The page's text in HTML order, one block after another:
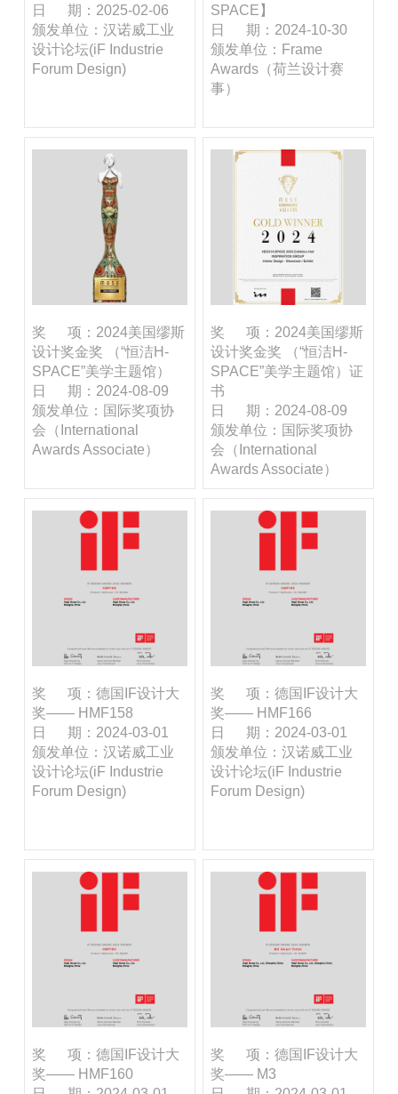
日 期：2025-02-06
颁发单位：汉诺威工业
设计论坛(iF Industrie
Forum Design)
SPACE】
日 期：2024-10-30
颁发单位：Frame
Awards（荷兰设计赛
事）
奖 项：2024美国缪斯
设计奖金奖 （“恒洁H-
SPACE”美学主题馆）
日 期：2024-08-09
颁发单位：国际奖项协
会（International
Awards Associate）
奖 项：2024美国缪斯
设计奖金奖 （“恒洁H-
SPACE”美学主题馆）证
书
日 期：2024-08-09
颁发单位：国际奖项协
会（International
Awards Associate）
奖 项：德国IF设计大
奖—— HMF158
日 期：2024-03-01
颁发单位：汉诺威工业
设计论坛(iF Industrie
Forum Design)
奖 项：德国IF设计大
奖—— HMF166
日 期：2024-03-01
颁发单位：汉诺威工业
设计论坛(iF Industrie
Forum Design)
奖 项：德国IF设计大
奖—— HMF160
奖 项：德国IF设计大
奖—— M3